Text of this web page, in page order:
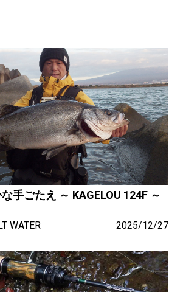
手ごたえ ～ KAGELOU 124F ～
WATER 2025/12/27